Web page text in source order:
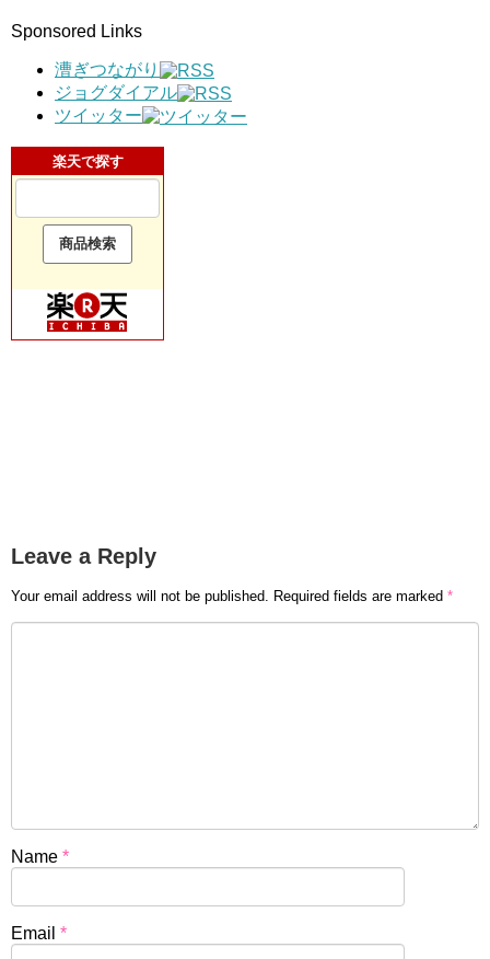
Sponsored Links
漕ぎつながり
ジョグダイアル
ツイッター
楽天で探す
Leave a Reply
Your email address will not be published. Required fields are marked *
Name *
Email *